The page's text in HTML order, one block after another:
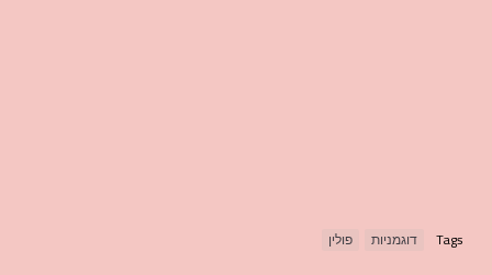
Tags דוגמניות פולין